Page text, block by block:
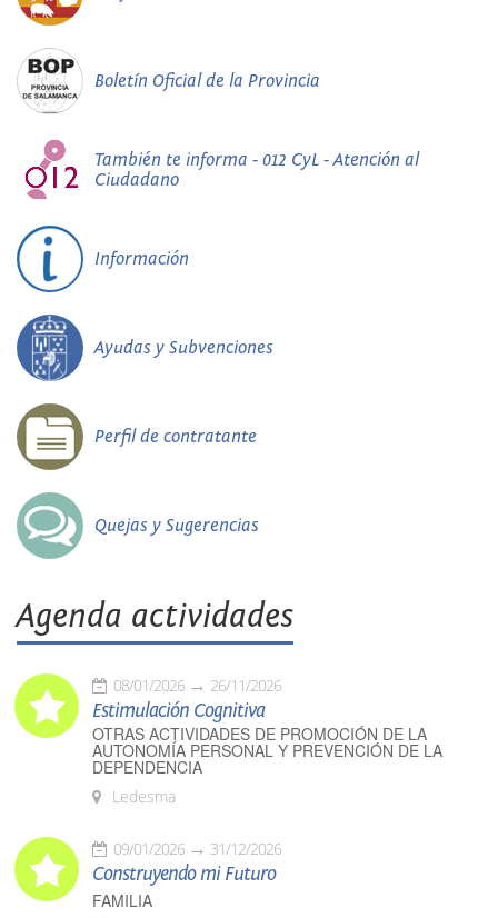
Boletín Oficial de la Provincia
También te informa - 012 CyL - Atención al
Ciudadano
Información
Ayudas y Subvenciones
Perfil de contratante
Quejas y Sugerencias
Agenda actividades
08/01/2026 26/11/2026
Estimulación Cognitiva
OTRAS ACTIVIDADES DE PROMOCIÓN DE LA
AUTONOMÍA PERSONAL Y PREVENCIÓN DE LA
DEPENDENCIA
Ledesma
09/01/2026 31/12/2026
Construyendo mi Futuro
FAMILIA